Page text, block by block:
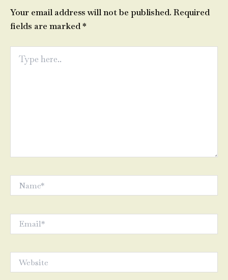
Your email address will not be published. Required
fields are marked*
here..